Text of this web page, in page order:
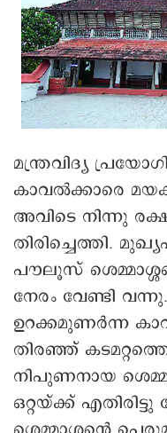
മന്ത്രവിദ്യ
കാവൽക്കാരെ
അവിടെ നിന്നു
തിരിച്ചെത്തി.
പൗലൂസ്
നേരം വേണ്ടി
ഉറക്കമുണർന്ന
തിരഞ്ഞ്
നിപുണനായ
ഒറ്റയ്ക്ക്